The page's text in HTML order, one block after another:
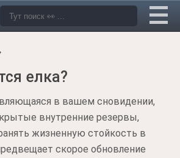
елка?
в вашем сновидении,
внутренние резервы,
жизненную стойкость в
скорое обновление